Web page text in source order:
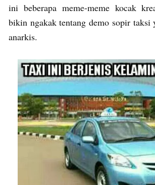
ini beberapa meme-meme kocak
bikin ngakak tentang demo sopir taksi
anarkis.